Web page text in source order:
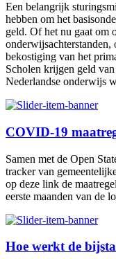
Een belangrijk
hebben om het
geld. Of het nu gaat om
bekostiging van het
Scholen krijgen geld
Nederlandse onderwijs
COVID-19
Samen met de Open
tracker van
op deze link de
eerste maanden van de
Hoe werkt de